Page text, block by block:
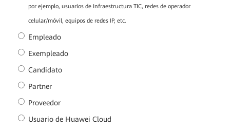
por ejemplo, usuarios de Infraestructura TIC, redes de operador
celular/móvil, equipos de redes IP, etc.
Empleado
Exempleado
Candidato
Partner
Proveedor
Usuario de Huawei Cloud